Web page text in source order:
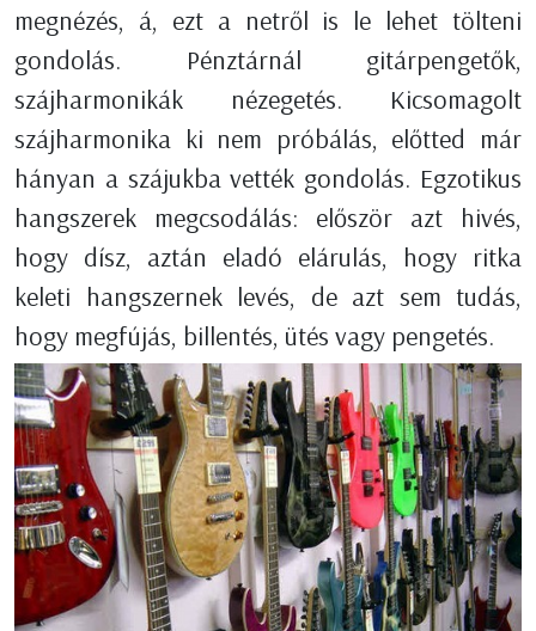
megnézés, á, ezt a netről is le lehet tölteni
gondolás. Pénztárnál gitárpengetők,
szájharmonikák nézegetés. Kicsomagolt
szájharmonika ki nem próbálás, előtted már
hányan a szájukba vették gondolás. Egzotikus
hangszerek megcsodálás: először azt hivés,
hogy dísz, aztán eladó elárulás, hogy ritka
keleti hangszernek levés, de azt sem tudás,
hogy megfújás, billentés, ütés vagy pengetés.